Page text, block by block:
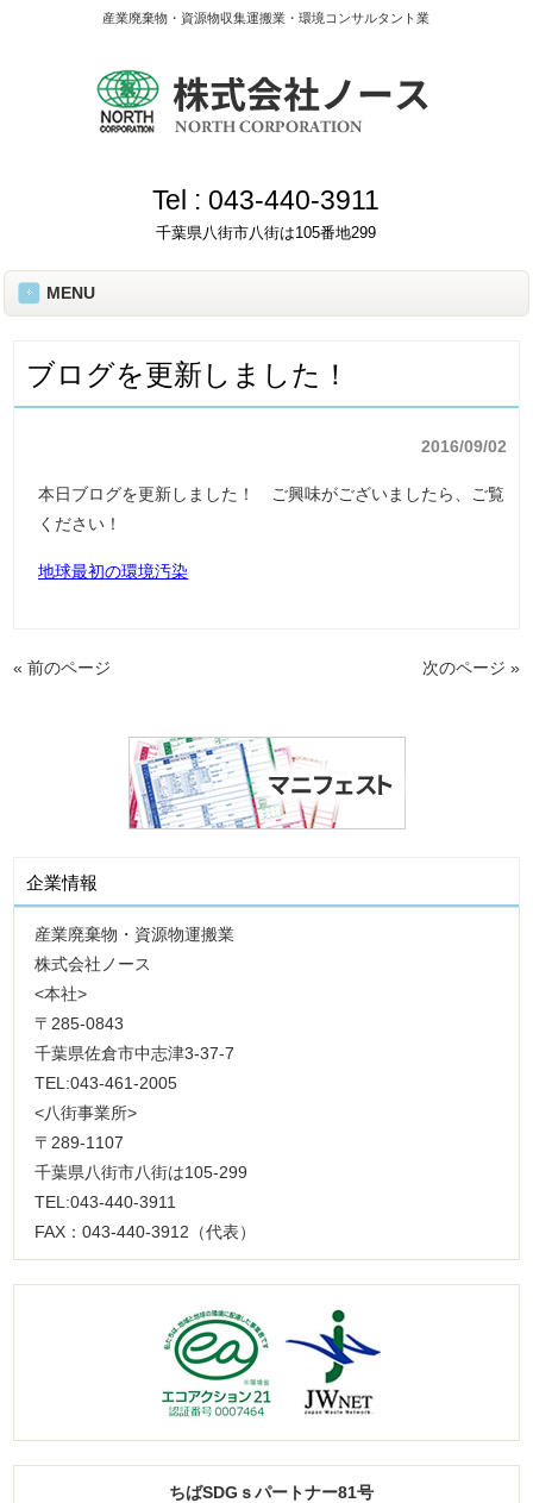
産業廃棄物・資源物収集運搬業・環境コンサルタント業
Tel : 043-440-3911
千葉県八街市八街は105番地299
MENU
ブログを更新しました！
2016/09/02
本日ブログを更新しました！ ご興味がございましたら、ご覧
ください！
地球最初の環境汚染
« 前のページ 次のページ »
企業情報
産業廃棄物・資源物運搬業
株式会社ノース
<本社>
〒285-0843
千葉県佐倉市中志津3-37-7
TEL:043-461-2005
<八街事業所>
〒289-1107
千葉県八街市八街は105-299
TEL:043-440-3911
FAX：043-440-3912（代表）
ちばSDGｓパートナー81号